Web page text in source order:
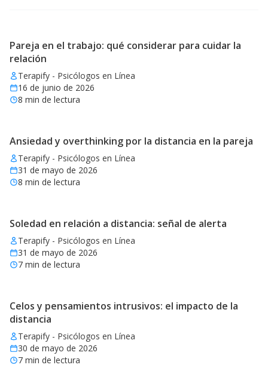
Pareja en el trabajo: qué considerar para cuidar la
relación
Terapify - Psicólogos en Línea
16 de junio de 2026
8 min de lectura
Ansiedad y overthinking por la distancia en la pareja
Terapify - Psicólogos en Línea
31 de mayo de 2026
8 min de lectura
Soledad en relación a distancia: señal de alerta
Terapify - Psicólogos en Línea
31 de mayo de 2026
7 min de lectura
Celos y pensamientos intrusivos: el impacto de la
distancia
Terapify - Psicólogos en Línea
30 de mayo de 2026
7 min de lectura